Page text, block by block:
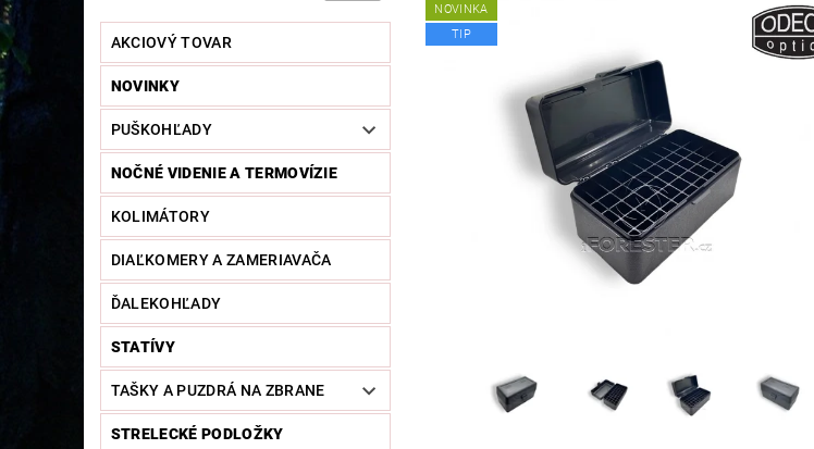
AKCIOVÝ TOVAR
NOVINKY
PUŠKOHĽADY
NOČNÉ VIDENIE A TERMOVÍZIE
KOLIMÁTORY
DIAĽKOMERY A ZAMERIAVAČA
ĎALEKOHĽADY
STATÍVY
TAŠKY A PUZDRÁ NA ZBRANE
STRELECKÉ PODLOŽKY
NOVINKA
TIP